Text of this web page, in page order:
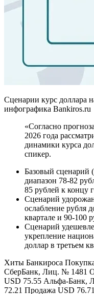
Сценарии курс доллара
инфографика Bankiros.ru
«Согласно
2026 года
динамики курса
спикер.
Базовый сценарий
диапазон 78-82
85 рублей к концу
Сценарий
ослабление рубля
квартале и 90-100
Сценарий
укрепление
доллар в третьем
Хиты Банкироса
СберБанк, Лиц. № 1481
USD 75.55 Альфа-Банк,
72.21 Продажа USD